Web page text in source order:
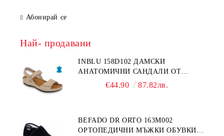
Абонирай се
Най- продавани
INBLU 158D102 ДАМСКИ
АНАТОМИЧНИ САНДАЛИ ОТ
ЕСТЕСТВЕНА КОЖА, БЕЖОВИ
€44.90 87.82лв.
BEFADO DR ORTO 163M002
ОРТОПЕДИЧНИ МЪЖКИ ОБУВКИ